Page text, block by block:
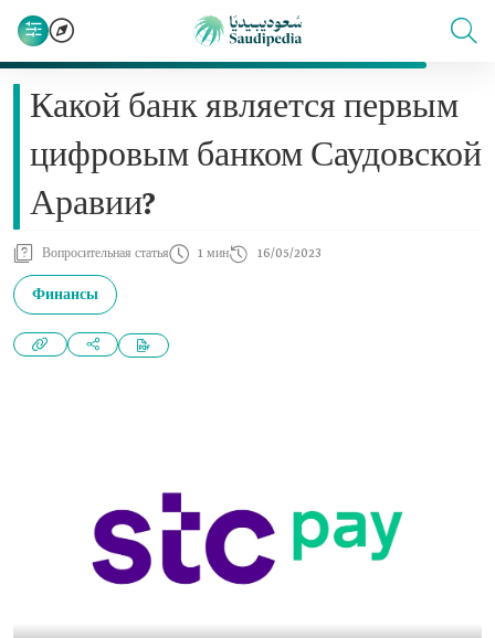
Какой банк является первым
цифровым банком Саудовской
Аравии?
Вопросительная статья 1 мин 16/05/2023
Финансы